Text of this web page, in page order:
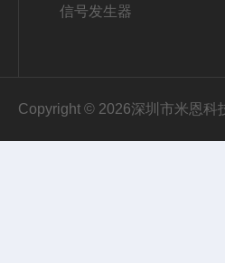
信号发生器
Copyright © 2026深圳市米恩